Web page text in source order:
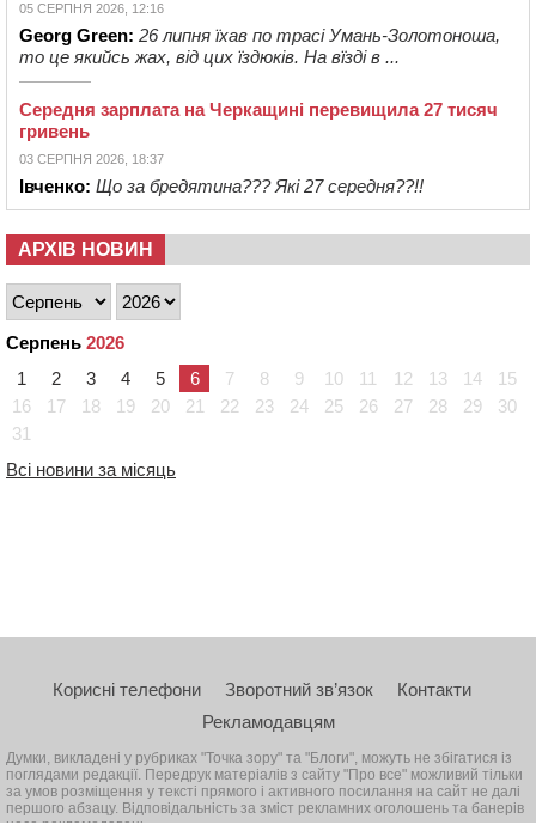
05 СЕРПНЯ 2026, 12:16
Georg Green: 26 липня їхав по трасі Умань-Золотоноша,
то це якийсь жах, від цих їздюків. На вїзді в ...
Середня зарплата на Черкащині перевищила 27 тисяч
гривень
03 СЕРПНЯ 2026, 18:37
Івченко: Що за бредятина??? Які 27 середня??!!
АРХІВ НОВИН
Серпень 2026
1
2 3 4 5 6 7 8 9 10 11 12 13 14
15
16
17 18 19 20 21 22 23 24 25 26 27 28 29
30
31
Всі новини за місяць
Корисні телефони Зворотний зв’язок
Контакти
Рекламодавцям
Думки, викладені у рубриках "Точка зору" та "Блоги", можуть не збігатися із
поглядами редакції. Передрук матеріалів з сайту "Про все" можливий тільки
за умов розміщення у тексті прямого і активного посилання на сайт не далі
першого абзацу. Відповідальність за зміст рекламних оголошень та банерів
несе рекламодавець